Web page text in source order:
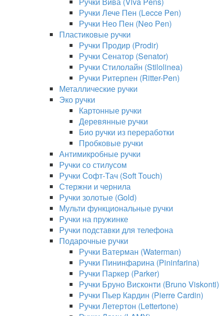
Ручки Лече Пен (Lecce Pen)
Ручки Нео Пен (Neo Pen)
Пластиковые ручки
Ручки Продир (Prodir)
Ручки Сенатор (Senator)
Ручки Стилолайн (Stilolinea)
Ручки Ритерпен (Ritter-Pen)
Металлические ручки
Эко ручки
Картонные ручки
Деревянные ручки
Био ручки из переработки
Пробковые ручки
Антимикробные ручки
Ручки со стилусом
Ручки Софт-Тач (Soft Touch)
Стержни и чернила
Ручки золотые (Gold)
Мульти функциональные ручки
Ручки на пружинке
Ручки подставки для телефона
Подарочные ручки
Ручки Ватерман (Waterman)
Ручки Пининфарина (Pininfarina)
Ручки Паркер (Parker)
Ручки Бруно Висконти (Bruno Viskonti)
Ручки Пьер Кардин (Pierre Cardin)
Ручки Летертон (Lettertone)